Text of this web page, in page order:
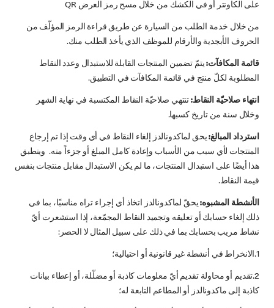
على الكاونتر أو في الكشك من خلال مسح رمز العرض QR
من خلال خدمة الطلب من السيارة عن طريق قراءة الرمز المؤلّف من
الحروف الأبجدية والأرقام للموظف الذي يأخذ الطلب منك.
قائمة المكافآت:يتمّ تضمين المنتجات القابلة للاستبدال وعدد النقاط
المطلوبة لكلّ منتج في قائمة المكافآت في التطبيق.
انتهاء صلاحيّة النقاط: تنتهي صلاحيّة النقاط المكتسبة في نهاية الشهر
وخلال سنة من تاريخ كسبها.
استرداد المبالغ: يحق لماكدونالدز إلغاء النقاط في أي وقت إذا تم إرجاع
المنتجات لأي سبب من الأسباب وإعادة كامل المبلغ أو جزءاً منه. وينطبق
هذا أيضًا على استبدال المنتجات، ما لم يكن الاستبدال مقابل منتجات بنفس
قيمة النقاط.
الأنشطة المشبوه:يحقّ لماكدونالدز اتخاذ أي إجراء تراه مناسبًا، بما في
ذلك إلغاء حسابك أو تعليقه وتجميد النقاط المجمّعة، إذا استشعرت أيّ
نشاط مريب بحسابك بما في ذلك على سبيل المثال لا الحصر:
1.الانخراط في أنشطة غير قانونية أو احتيالية؛
2.تقديم أو محاولة تقديم أيّ معلومات كاذبة أو مضلّلة، أو إعطاء بيانات
كاذبة إلى ماكدونالدز أو المطاعم التابعة له؛